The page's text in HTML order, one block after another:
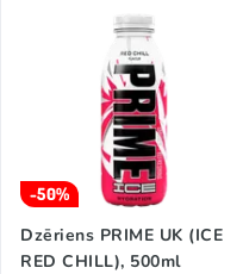
-50%
Dzēriens PRIME UK (ICE
RED CHILL), 500ml